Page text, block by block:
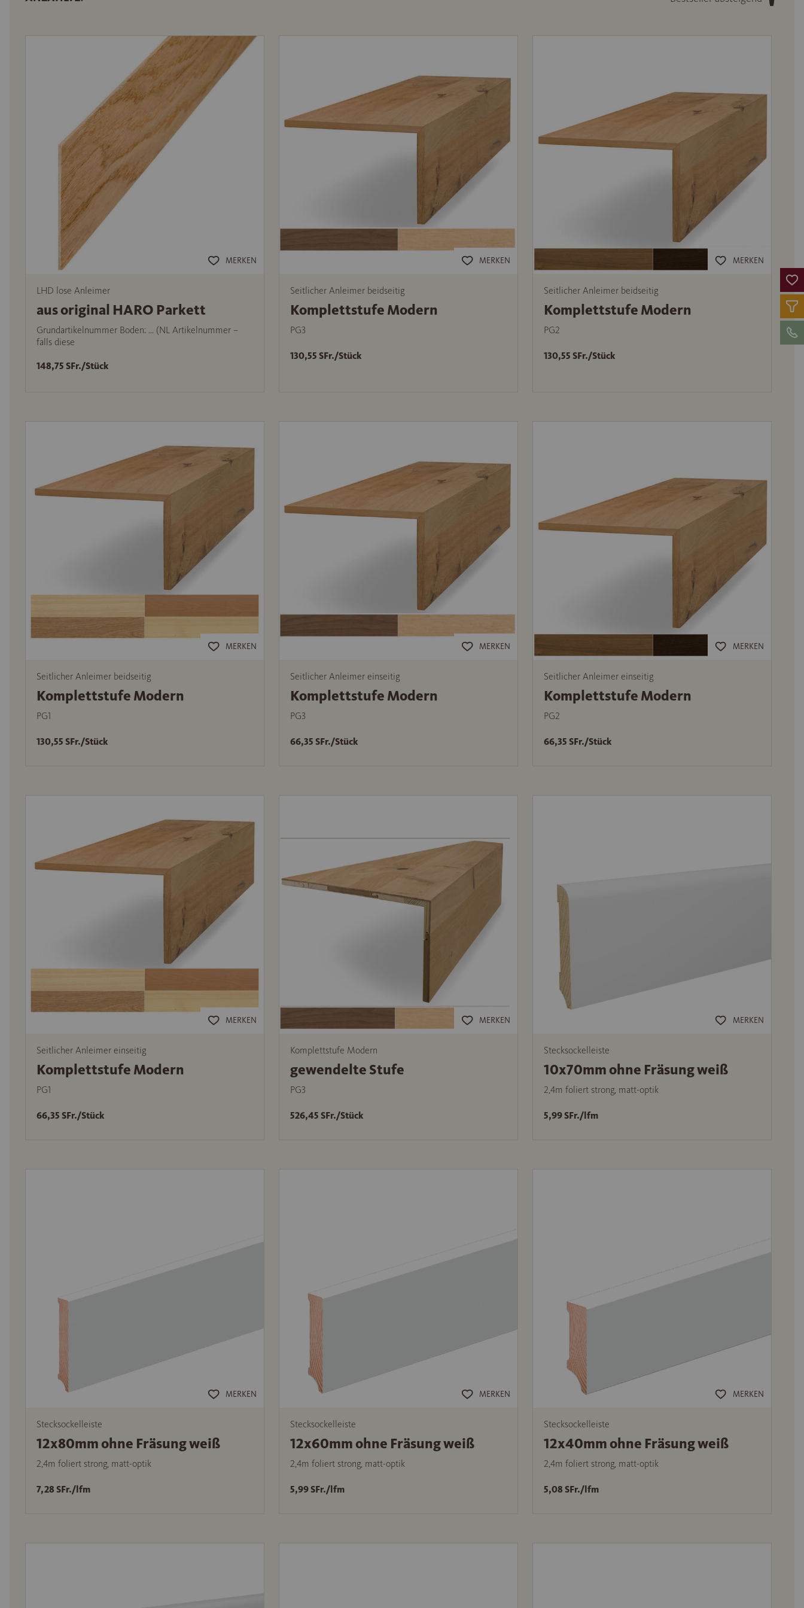
MERKEN
LHD lose Anleimer
aus original HARO Parkett
Grundartikelnummer Boden: … (NL Artikelnummer –
falls diese
148,75 SFr./Stück
MERKEN
Seitlicher Anleimer beidseitig
Komplettstufe Modern
PG3
130,55 SFr./Stück
MERKEN
Seitlicher Anleimer beidseitig
Komplettstufe Modern
PG2
130,55 SFr./Stück
MERKEN
Seitlicher Anleimer beidseitig
Komplettstufe Modern
PG1
130,55 SFr./Stück
MERKEN
Seitlicher Anleimer einseitig
Komplettstufe Modern
PG3
66,35 SFr./Stück
MERKEN
Seitlicher Anleimer einseitig
Komplettstufe Modern
PG2
66,35 SFr./Stück
MERKEN
Seitlicher Anleimer einseitig
Komplettstufe Modern
PG1
66,35 SFr./Stück
MERKEN
Komplettstufe Modern
gewendelte Stufe
PG3
526,45 SFr./Stück
MERKEN
Stecksockelleiste
10x70mm ohne Fräsung weiß
2,4m foliert strong, matt-optik
5,99 SFr./lfm
MERKEN
Stecksockelleiste
12x80mm ohne Fräsung weiß
2,4m foliert strong, matt-optik
7,28 SFr./lfm
MERKEN
Stecksockelleiste
12x60mm ohne Fräsung weiß
2,4m foliert strong, matt-optik
5,99 SFr./lfm
MERKEN
Stecksockelleiste
12x40mm ohne Fräsung weiß
2,4m foliert strong, matt-optik
5,08 SFr./lfm